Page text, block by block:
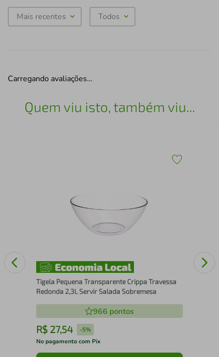
Mais recentes Todos
Carregando avaliações…
Quem viu isto, também viu...
Tigela Pequena Transparente Crippa Travessa
Redonda 2,3L Servir Salada Sobremesa
966 pontos
R$ 27,54 -5%
No pagamento com Pix